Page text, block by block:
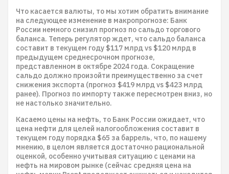
Что касается валюты, то мы хотим обратить внимание
на следующее изменение в макропрогнозе: Банк
России немного снизил прогноз по сальдо торгового
баланса. Теперь регулятор ждет, что сальдо баланса
составит в текущем году $117 млрд vs $120 млрд в
предыдущем среднесрочном прогнозе,
представленном в октябре 2024 года. Сокращение
сальдо должно произойти преимущественно за счет
снижения экспорта (прогноз $419 млрд vs $423 млрд
ранее). Прогноз по импорту также пересмотрен вниз, но
не настолько значительно.
Касаемо цены на нефть, то Банк России ожидает, что
цена нефти для целей налогообложения составит в
текущем году порядка $65 за баррель, что, по нашему
мнению, в целом является достаточно рациональной
оценкой, особенно учитывая ситуацию с ценами на
нефть на мировом рынке (сейчас средняя цена на